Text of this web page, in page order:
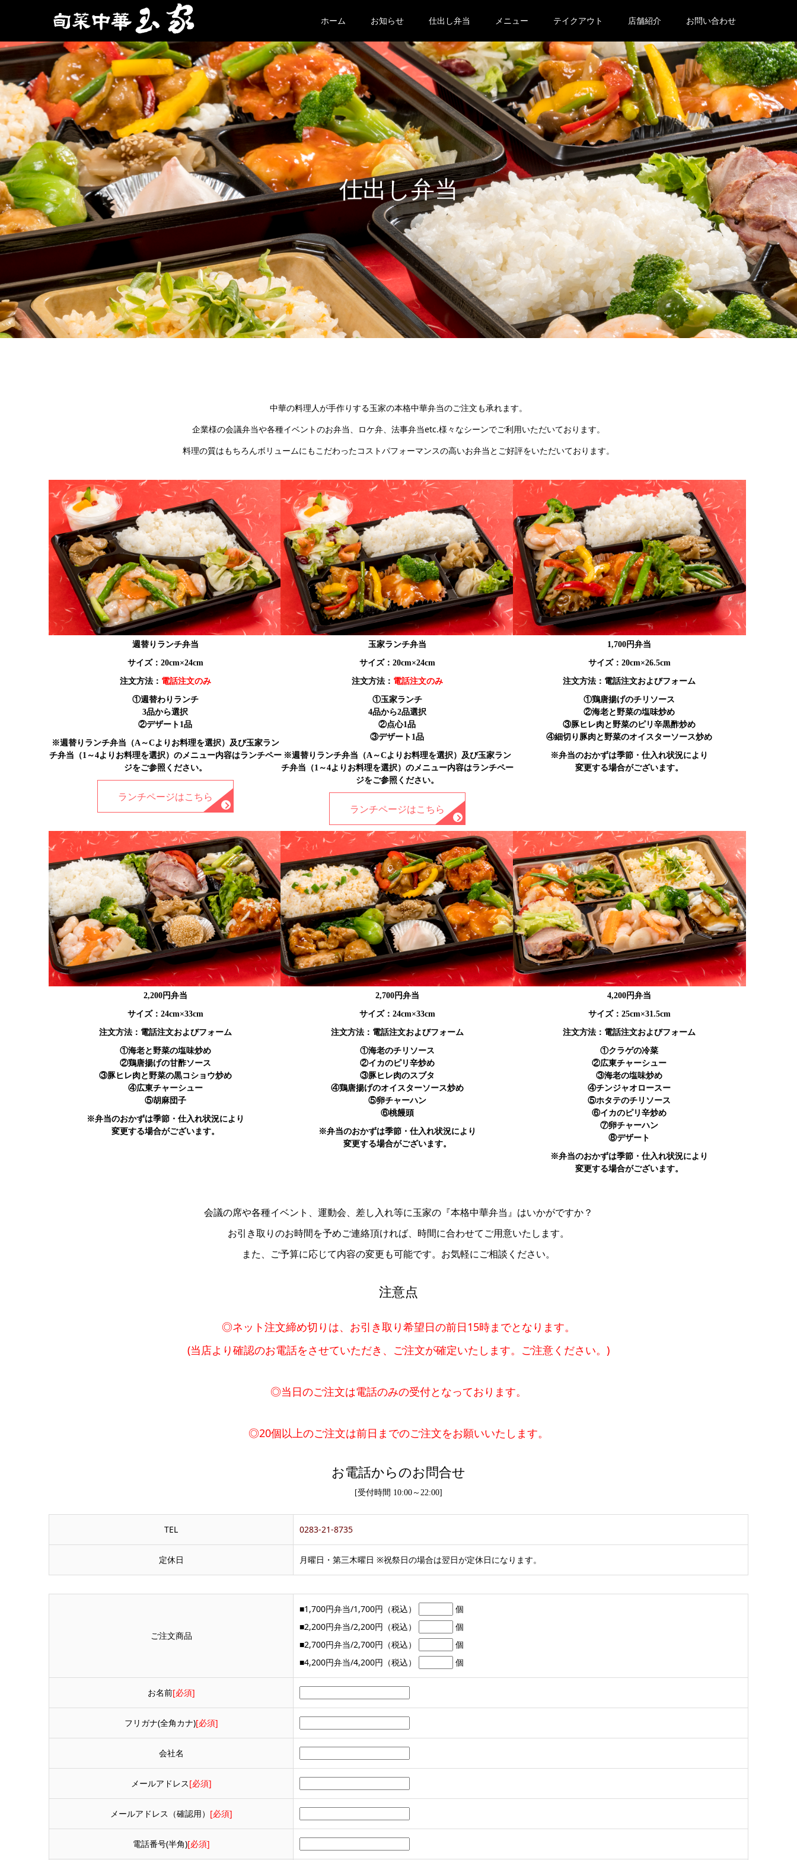
ホーム お知らせ 仕出し弁当 メニュー テイクアウト 店舗紹介 お問い合わせ
仕出し弁当
中華の料理人が手作りする玉家の本格中華弁当のご注文も承れます。
企業様の会議弁当や各種イベントのお弁当、ロケ弁、法事弁当etc.様々なシーンでご利用いただいております。
料理の質はもちろんボリュームにもこだわったコストパフォーマンスの高いお弁当とご好評をいただいております。
週替りランチ弁当
サイズ：20cm×24cm
注文方法： 電話注文のみ
①週替わりランチ
3品から選択
②デザート1品
※週替りランチ弁当（A～Cよりお料理を選択）及び玉家ラン
チ弁当（1～4よりお料理を選択）のメニュー内容はランチペー
ジをご参照ください。
ランチページはこちら
玉家ランチ弁当
サイズ：20cm×24cm
注文方法： 電話注文のみ
①玉家ランチ
4品から2品選択
②点心1品
③デザート1品
※週替りランチ弁当（A～Cよりお料理を選択）及び玉家ラン
チ弁当（1～4よりお料理を選択）のメニュー内容はランチペー
ジをご参照ください。
ランチページはこちら
1,700円弁当
サイズ：20cm×26.5cm
注文方法：電話注文およびフォーム
①鶏唐揚げのチリソース
②海老と野菜の塩味炒め
③豚ヒレ肉と野菜のピリ辛黒酢炒め
④細切り豚肉と野菜のオイスターソース炒め
※弁当のおかずは季節・仕入れ状況により
変更する場合がございます。
2,200円弁当
サイズ：24cm×33cm
注文方法：電話注文およびフォーム
①海老と野菜の塩味炒め
②鶏唐揚げの甘酢ソース
③豚ヒレ肉と野菜の黒コショウ炒め
④広東チャーシュー
⑤胡麻団子
※弁当のおかずは季節・仕入れ状況により
変更する場合がございます。
2,700円弁当
サイズ：24cm×33cm
注文方法：電話注文およびフォーム
①海老のチリソース
②イカのピリ辛炒め
③豚ヒレ肉のスブタ
④鶏唐揚げのオイスターソース炒め
⑤卵チャーハン
⑥桃饅頭
※弁当のおかずは季節・仕入れ状況により
変更する場合がございます。
4,200円弁当
サイズ：25cm×31.5cm
注文方法：電話注文およびフォーム
①クラゲの冷菜
②広東チャーシュー
③海老の塩味炒め
④チンジャオロースー
⑤ホタテのチリソース
⑥イカのピリ辛炒め
⑦卵チャーハン
⑧デザート
※弁当のおかずは季節・仕入れ状況により
変更する場合がございます。
会議の席や各種イベント、運動会、差し入れ等に玉家の『本格中華弁当』はいかがですか？
お引き取りのお時間を予めご連絡頂ければ、時間に合わせてご用意いたします。
また、ご予算に応じて内容の変更も可能です。お気軽にご相談ください。
注意点
◎ネット注文締め切りは、お引き取り希望日の前日15時までとなります。
(当店より確認のお電話をさせていただき、ご注文が確定いたします。ご注意ください。)
◎当日のご注文は電話のみの受付となっております。
◎20個以上のご注文は前日までのご注文をお願いいたします。
お電話からのお問合せ
[受付時間 10:00～22:00]
TEL 0283-21-8735
定休日 月曜日・第三木曜日 ※祝祭日の場合は翌日が定休日になります。
ご注文商品
■1,700円弁当/1,700円（税込）
個
■2,200円弁当/2,200円（税込）
個
■2,700円弁当/2,700円（税込）
個
■4,200円弁当/4,200円（税込）
個
お名前[必須]
フリガナ(全角カナ)[必須]
会社名
メールアドレス[必須]
メールアドレス（確認用） [必須]
電話番号(半角)[必須]